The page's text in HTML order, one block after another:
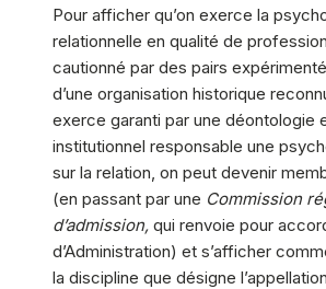
Pour afficher qu’on exerce la
relationnelle en qualité de
cautionné par des pairs
d’une organisation historique
exerce garanti par une déontologie
institutionnel responsable une
sur la relation, on peut devenir
(en passant par une Commission
d’admission, qui renvoie pour
d’Administration) et s’afficher
la discipline que désigne